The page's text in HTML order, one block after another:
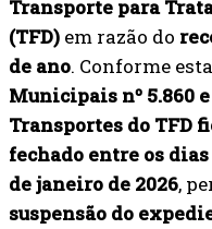
Transporte para
(TFD) em razão do
de ano. Conforme
Municipais nº 5.860 e
Transportes do TFD
fechado entre os dias
de janeiro de 2026,
suspensão do